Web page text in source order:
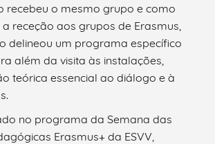
recebeu o mesmo grupo e como
receção aos grupos de Erasmus,
delineou um programa específico
além da visita às instalações,
teórica essencial ao diálogo e à
no programa da Semana das
Erasmus+ da ESVV,